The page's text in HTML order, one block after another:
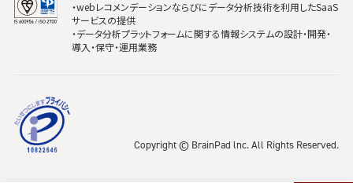
・webレコメンデーションならびにデータ分析技術を利用したSaaS
サービスの提供
・データ分析プラットフォームに関する情報システムの設計・開発・
導入・保守・運用業務
Copyright © BrainPad lnc. All Rights Reserved.